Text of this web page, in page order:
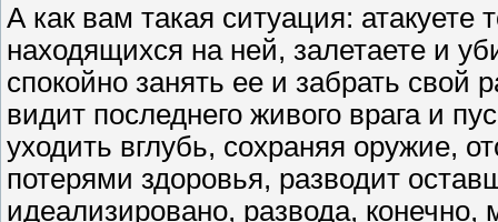
А как вам такая ситуация: атакуете
находящихся на ней, залетаете и
спокойно занять ее и забрать
видит последнего живого врага и
уходить вглубь, сохраняя оружие,
потерями здоровья, разводит
идеализировано, развода,